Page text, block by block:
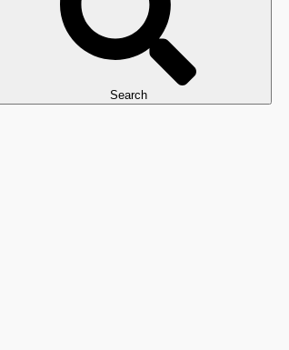
Search